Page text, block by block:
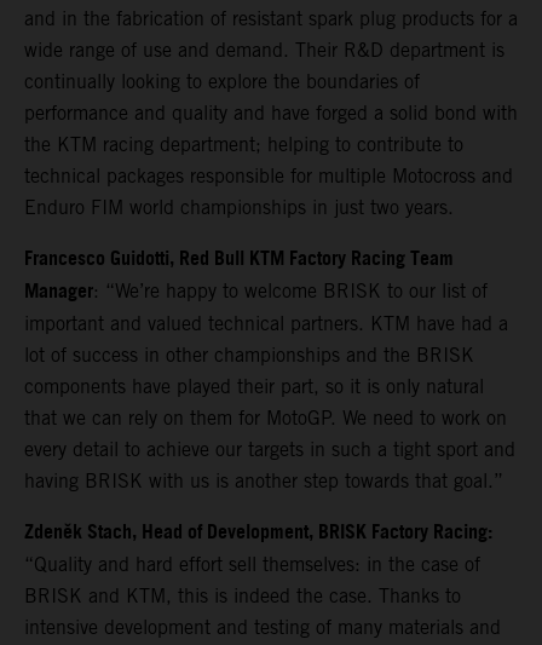
and in the fabrication of resistant spark plug products for a
wide range of use and demand. Their R&D department is
continually looking to explore the boundaries of
performance and quality and have forged a solid bond with
the KTM racing department; helping to contribute to
technical packages responsible for multiple Motocross and
Enduro FIM world championships in just two years.
Francesco Guidotti, Red Bull KTM Factory Racing Team
Manager: “We’re happy to welcome BRISK to our list of
important and valued technical partners. KTM have had a
lot of success in other championships and the BRISK
components have played their part, so it is only natural
that we can rely on them for MotoGP. We need to work on
every detail to achieve our targets in such a tight sport and
having BRISK with us is another step towards that goal.”
Zdeněk Stach, Head of Development, BRISK Factory Racing:
“Quality and hard effort sell themselves: in the case of
BRISK and KTM, this is indeed the case. Thanks to
intensive development and testing of many materials and